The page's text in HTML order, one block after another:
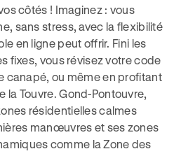
côtés ! Imaginez : vous
sans stress, avec la flexibilité
en ligne peut offrir. Fini les
fixes, vous révisez votre code
canapé, ou même en profitant
la Touvre. Gond-Pontouvre,
résidentielles calmes
manœuvres et ses zones
comme la Zone des